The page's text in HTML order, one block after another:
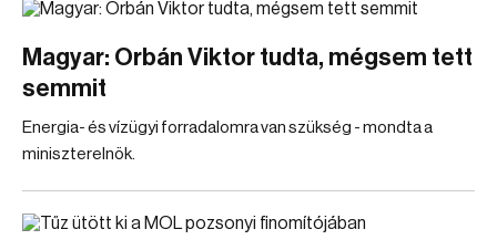
Magyar: Orbán Viktor tudta, mégsem tett
semmit
Energia- és vízügyi forradalomra van szükség - mondta a
miniszterelnök.